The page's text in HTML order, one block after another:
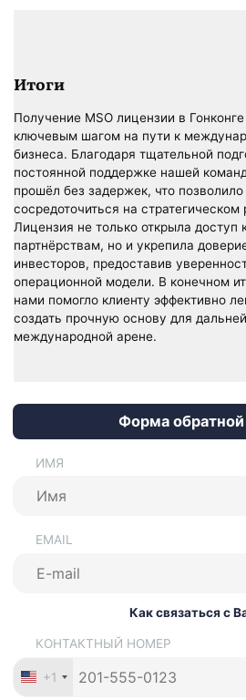
Итоги
Получение MSO лицензии в
ключевым шагом на пути к
бизнеса. Благодаря тщательной
постоянной поддержке нашей
прошёл без задержек, что позволило
сосредоточиться на стратегическом
Лицензия не только открыла
партнёрствам, но и укрепила
инвесторов, предоставив
операционной модели. В конечном
нами помогло клиенту эффективно
создать прочную основу для
международной арене.
Форма обратной
ИМЯ
EMAIL
Как связаться с
КОНТАКТНЫЙ НОМЕР
+1